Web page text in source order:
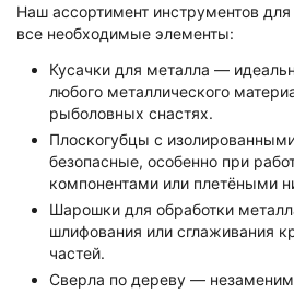
Наш ассортимент инструментов
все необходимые элементы:
Кусачки для металла —
любого металлического
рыболовных снастях.
Плоскогубцы с
безопасные, особенно при
компонентами или плетёными
Шарошки для обработки
шлифования или сглаживания
частей.
Сверла по дереву —